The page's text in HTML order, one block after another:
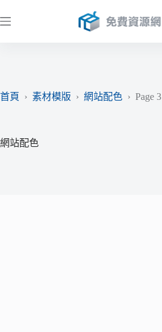
至
首頁
› 素材模版 › 網站配色 › Page 3
網站配色